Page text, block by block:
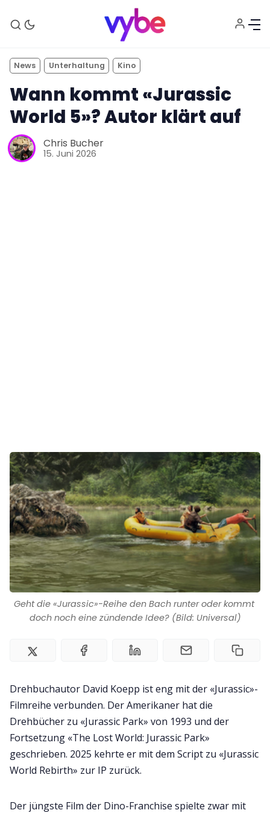
Zusammenarbeit
Kontakt
Impressum
Geht die «Jurassic»-Reihe den Bach runter oder kommt
doch noch eine zündende Idee? (Bild: Universal)
News Unterhaltung Kino
Wann kommt «Jurassic
World 5»? Autor klärt auf
Chris Bucher
15. Juni 2026
Drehbuchautor David Koepp ist eng mit der «Jurassic»-
Filmreihe verbunden. Der Amerikaner hat die
Drehbücher zu «Jurassic Park» von 1993 und der
Fortsetzung «The Lost World: Jurassic Park»
geschrieben. 2025 kehrte er mit dem Script zu «Jurassic
World Rebirth» zur IP zurück.
Der jüngste Film der Dino-Franchise spielte zwar mit